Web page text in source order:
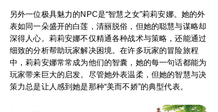
另外一位极具魅力的NPC是“智慧之女”莉莉安娜。她的外
表如同一朵盛开的白莲，清丽脱俗，但她的聪慧与谋略却
深得人心。莉莉安娜不仅精通各种战术与策略，还能通过
细致的分析帮助玩家解决困境。在许多玩家的冒险旅程
中，莉莉安娜常常成为他们的智囊，她的每一句话都能为
玩家带来巨大的启发。尽管她外表温柔，但她的智慧与决
策力总是让人感到她是那种“美而不娇”的典型代表。